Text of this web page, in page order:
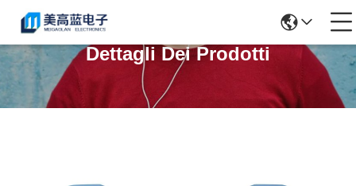
Dettagli Dei Prodotti